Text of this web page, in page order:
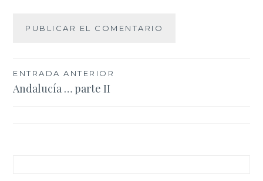
Navegación
de
ENTRADA ANTERIOR
Andalucía … parte II